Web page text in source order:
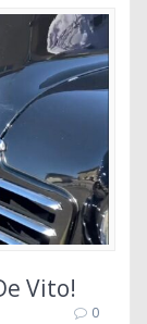
Vito!
0